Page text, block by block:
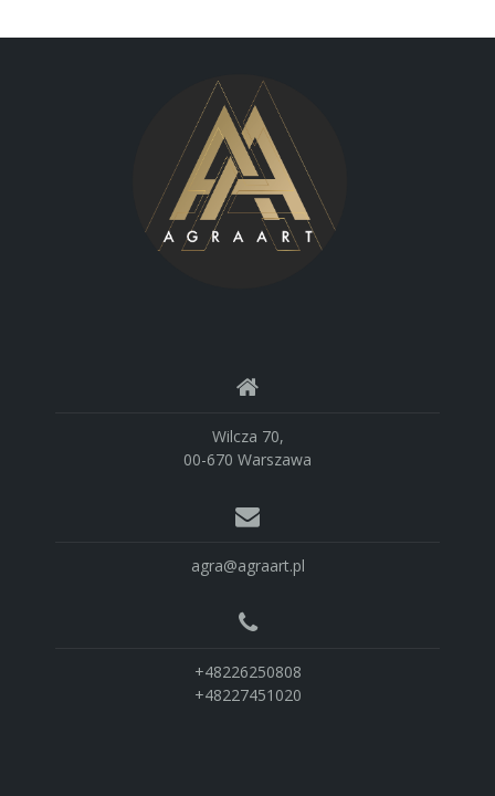
Wilcza 70,
00-670 Warszawa
agra@agraart.pl
+48226250808
+48227451020